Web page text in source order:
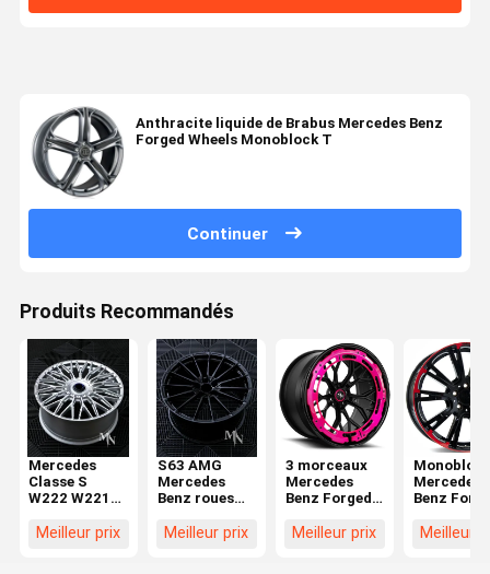
Anthracite liquide de Brabus Mercedes Benz
Forged Wheels Monoblock T
Continuer
Produits Recommandés
Mercedes
Classe S
W222 W221
AMG S500
Meilleur prix
S63 AMG
Mercedes
Benz roues
Meilleur prix
3 morceaux
Mercedes
Benz Forged
Meilleur prix
Mercedes
Benz
Meilleur